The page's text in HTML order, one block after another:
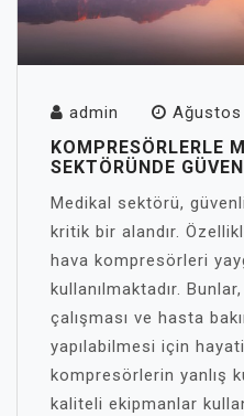
admin Ağustos
KOMPRESÖRLERLE
SEKTÖRÜNDE
Medikal sektörü,
kritik bir alandır.
hava kompresörleri
kullanılmaktadır.
çalışması ve hasta
yapılabilmesi için
kompresörlerin yanlış
kaliteli ekipmanlar